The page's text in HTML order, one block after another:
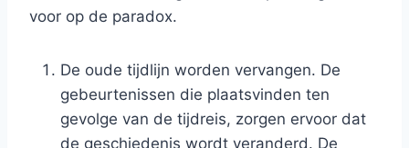
voor op de paradox.
De oude tijdlijn worden vervangen. De
gebeurtenissen die plaatsvinden ten
gevolge van de tijdreis, zorgen ervoor dat
de geschiedenis wordt veranderd. De